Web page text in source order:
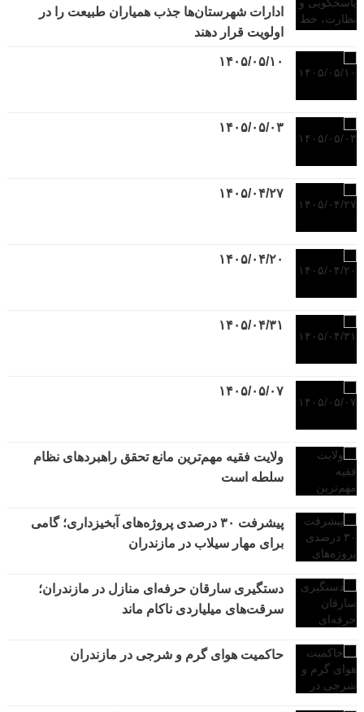
ادارات شهرستان‌ها جذب همیاران طبیعت را در
اولویت قرار دهند
۱۴۰۵/۰۵/۱۰
۱۴۰۵/۰۵/۰۳
۱۴۰۵/۰۴/۲۷
۱۴۰۵/۰۴/۲۰
۱۴۰۵/۰۴/۳۱
۱۴۰۵/۰۵/۰۷
ولایت فقیه مهم‌ترین مانع تحقق راهبردهای نظام
سلطه است
پیشرفت ۳۰ درصدی پروژه‌های آبخیزداری؛ گامی
برای مهار سیلاب در مازندران
دستگیری سارقان حرفه‌ای منازل در مازندران؛
سرقت‌های میلیاردی ناکام ماند
حاکمیت هوای گرم و شرجی در مازندران